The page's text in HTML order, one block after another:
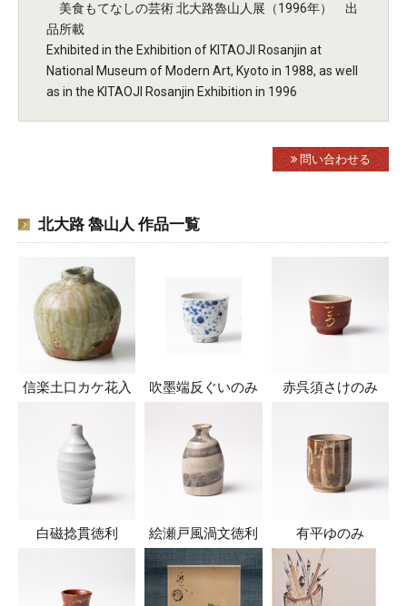
美食もてなしの芸術 北大路魯山人展（1996年） 出
品所載
Exhibited in the Exhibition of KITAOJI Rosanjin at
National Museum of Modern Art, Kyoto in 1988, as well
as in the KITAOJI Rosanjin Exhibition in 1996
問い合わせる
北大路 魯山人 作品一覧
信楽土口カケ花入 吹墨端反ぐいのみ 赤呉須さけのみ
白磁捻貫徳利 絵瀬戸風渦文徳利 有平ゆのみ